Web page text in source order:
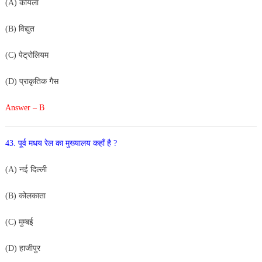
(A) कोयला
(B) विद्युत
(C) पेट्रोलियम
(D) प्राकृतिक गैस
Answer – B
43. पूर्व मधय रेल का मुख्यालय कहाँ है ?
(A) नई दिल्ली
(B) कोलकाता
(C) मुम्बई
(D) हाजीपुर